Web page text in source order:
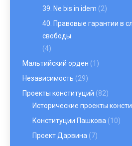
39. Ne bis in idem (2)
40. Правовые гарантии в
свободы
(4)
Мальтийский орден (1)
Независимость (29)
Проекты конституций (82)
Исторические проекты
Конституции Пашкова (10)
Проект Дарвина (7)